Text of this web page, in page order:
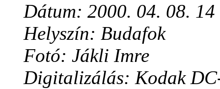
Dátum: 2000. 04. 08.
Helyszín: Budafok
Fotó: Jákli Imre
Digitalizálás: Kodak